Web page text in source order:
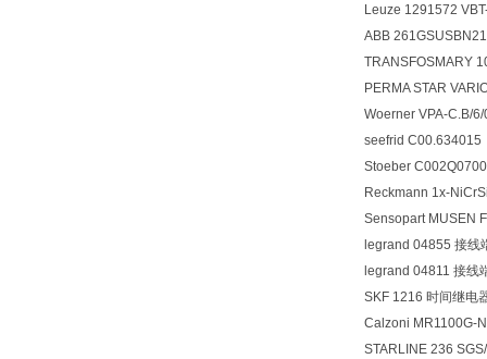
Leuze 1291572
ABB
TRANSFOSMARY
PERMA STAR
Woerner VPA-C.B/
seefrid
Stoeber
Reckmann 1x-
Sensopart MUSEN
legrand 04855 接线
legrand 04811 接线
SKF 1216 时间继电
Calzoni MR1100G-
STARLINE 236